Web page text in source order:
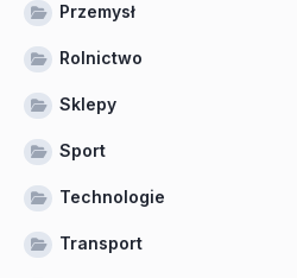
Przemysł
Rolnictwo
Sklepy
Sport
Technologie
Transport